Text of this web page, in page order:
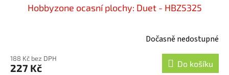
Hobbyzone ocasní plochy: Duet - HBZ5325
Dočasně nedostupné
188 Kč bez DPH
227 Kč Do košíku